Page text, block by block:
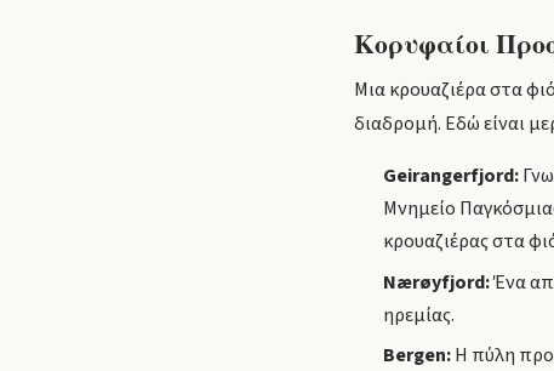
Κορυφαίοι
Μια κρουαζιέρα στα
διαδρομή. Εδώ είναι
Geirangerfjord:
Μνημείο
κρουαζιέρας στα
Nærøyfjord:Ένα
ηρεμίας.
Bergen:Η πύλη